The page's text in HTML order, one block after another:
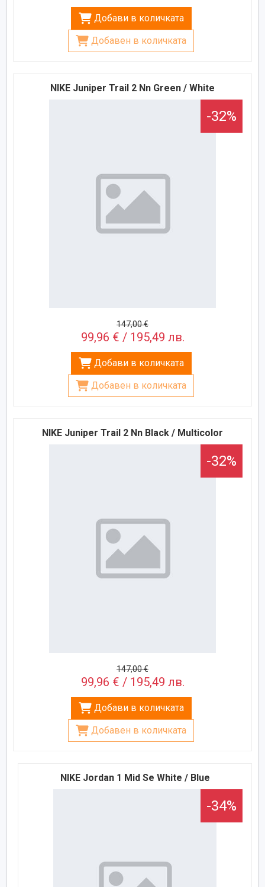
Добави в количката
Добавен в количката
NIKE Juniper Trail 2 Nn Green / White
-32%
147,00 €
99,96 € / 195,49 лв.
Добави в количката
Добавен в количката
NIKE Juniper Trail 2 Nn Black / Multicolor
-32%
147,00 €
99,96 € / 195,49 лв.
Добави в количката
Добавен в количката
NIKE Jordan 1 Mid Se White / Blue
-34%